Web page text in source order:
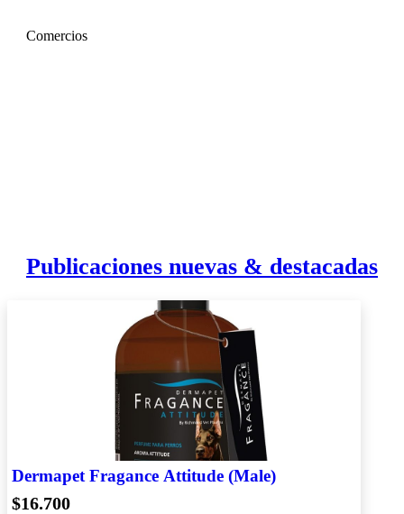
Comercios
Publicaciones nuevas & destacadas
Dermapet Fragance Attitude (Male)
$16.700